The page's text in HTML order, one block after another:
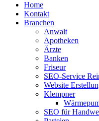
Home
Kontakt
Branchen
Anwalt
Apotheken
Ärzte
Banken
Friseur
SEO-Service
Website
Klempner
SEO für